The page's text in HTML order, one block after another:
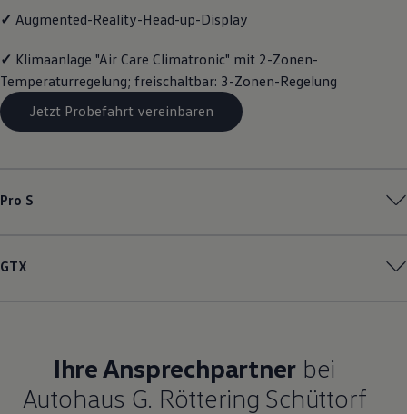
Magazin
Transport
Familie
Elektromobilität
Volkswagen R
Pannen- und Unfallhilfe
Volkswagen Kundenbetreuung
✓ Augmented-Reality-Head-up-Display
✓ Klimaanlage "Air Care Climatronic" mit 2-Zonen-
Temperaturregelung; freischaltbar: 3-Zonen-Regelung
Jetzt Probefahrt vereinbaren
Pro S
GTX
Ihre Ansprechpartner bei
Autohaus G. Röttering Schüttorf